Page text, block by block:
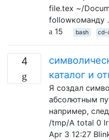
file.tex ~/
followкоманду
15
bash cd-
4
каталог и
Я создал
абсолютным
например,
/tmp/A total 0
Apr 3 12:27